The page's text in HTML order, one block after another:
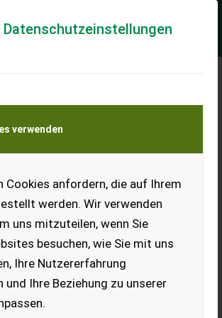
Datenschutzeinstellungen
verwenden
Cookies anfordern, die auf Ihrem
werden. Wir verwenden
uns mitzuteilen, wenn Sie
besuchen, wie Sie mit uns
Ihre Nutzererfahrung
und Ihre Beziehung zu unserer
Land- und Baumaschinen –
Tiertransporte